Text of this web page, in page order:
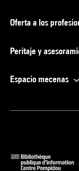
Oferta a los
Peritaje y
Espacio mecenas